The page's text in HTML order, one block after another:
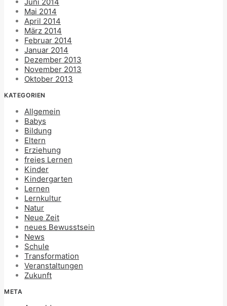
Mai 2014
April 2014
März 2014
Februar 2014
Januar 2014
Dezember 2013
November 2013
Oktober 2013
KATEGORIEN
Allgemein
Babys
Bildung
Eltern
Erziehung
freies Lernen
Kinder
Kindergarten
Lernen
Lernkultur
Natur
Neue Zeit
neues Bewusstsein
News
Schule
Transformation
Veranstaltungen
Zukunft
META